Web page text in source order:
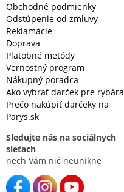
Obchodné podmienky
Odstúpenie od zmluvy
Reklamácie
Doprava
Platobné metódy
Vernostný program
Nákupný poradca
Ako vybrať darček pre rybára
Prečo nakúpiť darčeky na
Parys.sk
Sledujte nás na sociálnych
sieťach
nech Vám nič neunikne